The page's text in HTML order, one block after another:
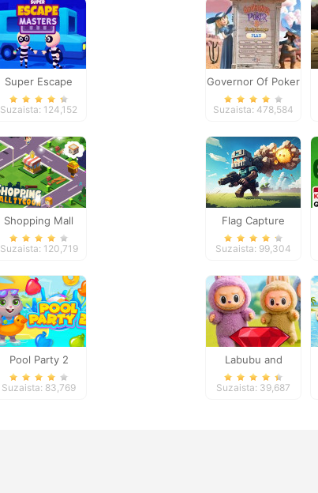
Super Escape
Masters
Suzaista: 124,152
Shopping Mall
Tycoon
Suzaista: 120,719
Pool Party 2
Suzaista: 83,769
Governor Of Poker
2
Suzaista: 478,584
Flag Capture
Suzaista: 99,304
Labubu and
Treasures: Fun
Suzaista: 39,687